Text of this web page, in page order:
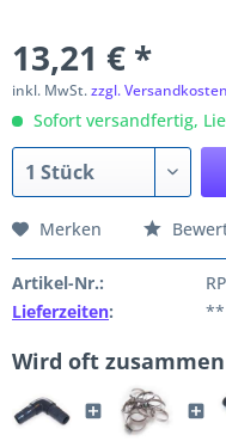
13,21 € *
inkl. MwSt.zzgl. Versandkosten
Sofort versandfertig,
Merken
Artikel-Nr.:
Lieferzeiten: **
Wird oft